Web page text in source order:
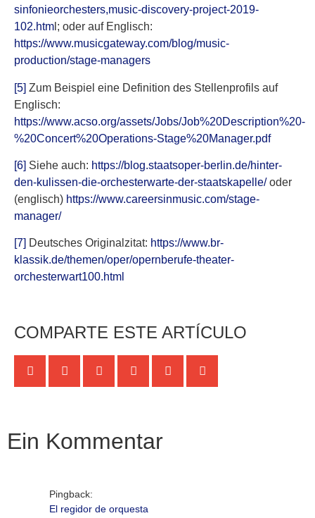
sinfonieorchesters,music-discovery-project-2019-
102.htm l; oder auf Englisch:
https://www.musicgateway.com/blog/music-
production/stage-managers
[5] Zum Beispiel eine Definition des Stellenprofils auf
Englisch:
https://www.acso.org/assets/Jobs/Job%20Description%20-
%20Concert%20Operations-Stage%20Manager.pdf
[6] Siehe auch: https://blog.staatsoper-berlin.de/hinter-
den-kulissen-die-orchesterwarte-der-staatskapelle/oder
(englisch) https://www.careersinmusic.com/stage-
manager/
[7] Deutsches Originalzitat: https://www.br-
klassik.de/themen/oper/opernberufe-theater-
orchesterwart100.html
COMPARTE ESTE ARTÍCULO
Ein Kommentar
Pingback:
El regidor de orquesta